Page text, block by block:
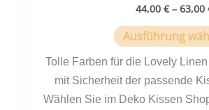
44,00 €– 63,00
Ausführung
Tolle Farben für die Lovely
mit Sicherheit der passende
Wählen Sie im Deko Kissen